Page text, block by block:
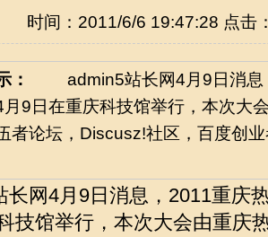
时间：2011/6/6 19:47:28 点击
admin5站长网4月9日消息
月9日在重庆科技馆举行，本次大
者论坛，Discusz!社区，百度创
网4月9日消息，2011重庆
技馆举行，本次大会由重庆